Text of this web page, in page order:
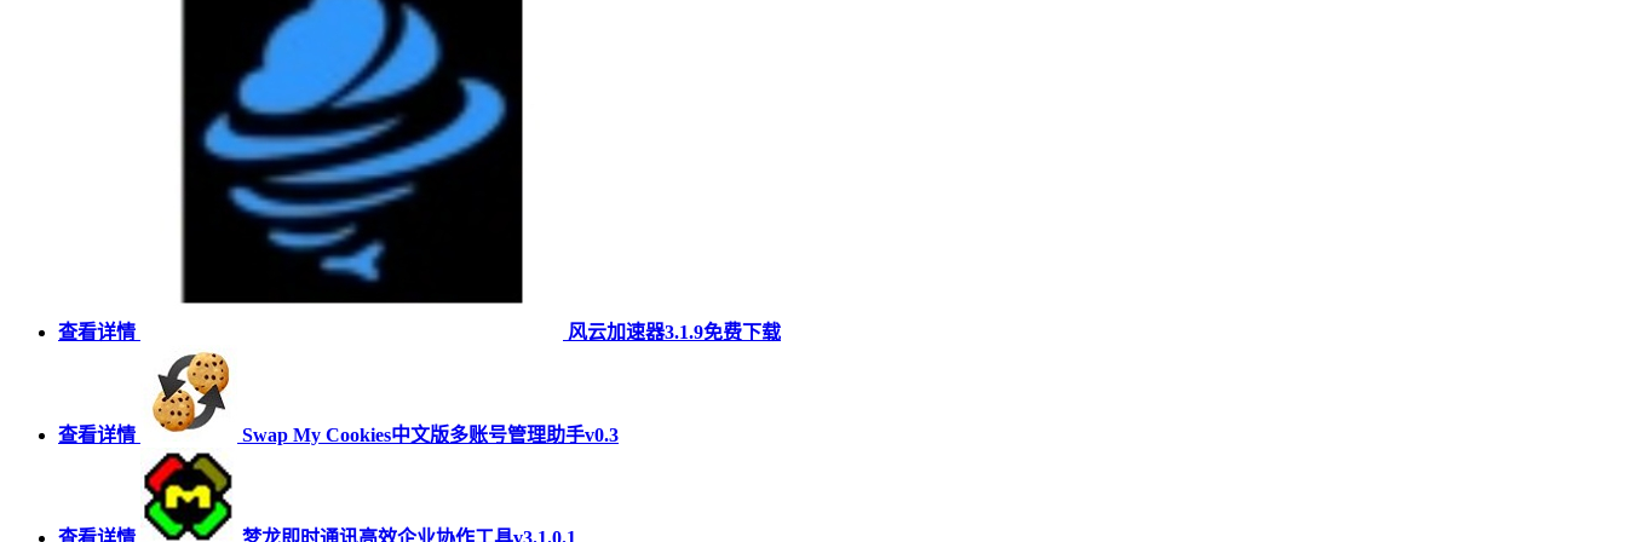
查看详情 风云加速器3.1.9免费下载
查看详情 Swap My Cookies中文版多账号管理助手v0.3
查看详情 梦龙即时通讯高效企业协作工具v3.1.0.1